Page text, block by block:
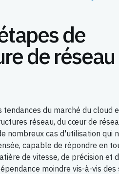
de
de
du marché du cloud
réseau, du cœur de
nombreux cas d'utilisation qui
capable de répondre en
de vitesse, de précision et
moindre vis-à-vis des